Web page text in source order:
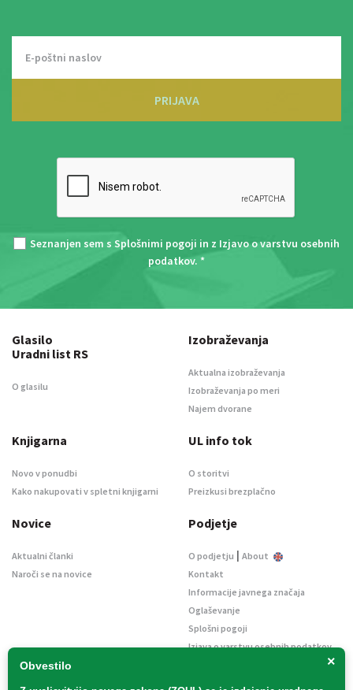
PRIJAVA
Seznanjen sem s Splošnimi pogoji in z Izjavo o varstvu osebnih
podatkov. *
×
Obvestilo
Glasilo
Uradni list RS
O glasilu
Izobraževanja
Aktualna izobraževanja
Izobraževanja po meri
Najem dvorane
Knjigarna
Novo v ponudbi
Kako nakupovati v spletni knjigarni
UL info tok
O storitvi
Preizkusi brezplačno
Novice
Aktualni članki
Naroči se na novice
Podjetje
O podjetju | About
Kontakt
Informacije javnega značaja
Oglaševanje
Splošni pogoji
Izjava o varstvu osebnih podatkov